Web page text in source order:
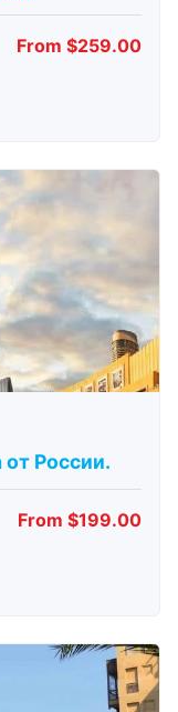
From $259.00
России.
From $199.00